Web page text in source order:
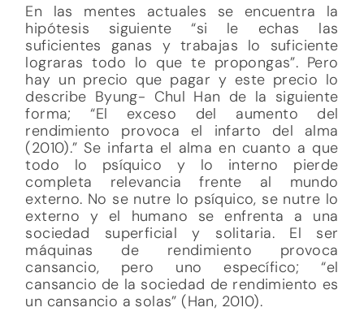
En las mentes actuales se encuentra la
hipótesis siguiente “si le echas las
suficientes ganas y trabajas lo suficiente
lograras todo lo que te propongas”. Pero
hay un precio que pagar y este precio lo
describe Byung- Chul Han de la siguiente
forma; “El exceso del aumento del
rendimiento provoca el infarto del alma
(2010).” Se infarta el alma en cuanto a que
todo lo psíquico y lo interno pierde
completa relevancia frente al mundo
externo. No se nutre lo psíquico, se nutre lo
externo y el humano se enfrenta a una
sociedad superficial y solitaria. El ser
máquinas de rendimiento provoca
cansancio, pero uno específico; “el
cansancio de la sociedad de rendimiento es
un cansancio a solas” (Han, 2010).